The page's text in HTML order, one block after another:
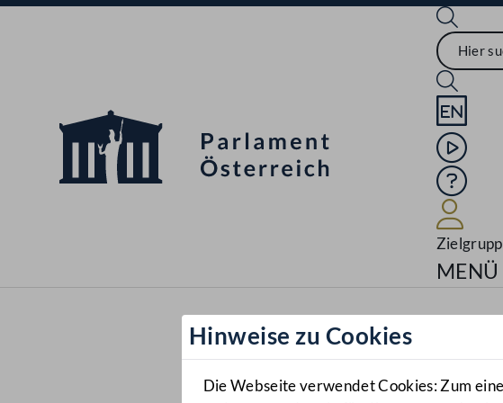
Sprache
Mediathek
Hilfe
MENÜ
Hinweise zu Cookies
Die Webseite verwendet Cookies: Zum